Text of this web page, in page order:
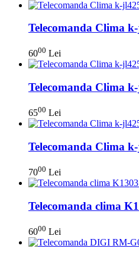
Telecomanda Clima
6000 Lei
Telecomanda Clima
6500 Lei
Telecomanda Clima
7000 Lei
Telecomanda clima
6000 Lei